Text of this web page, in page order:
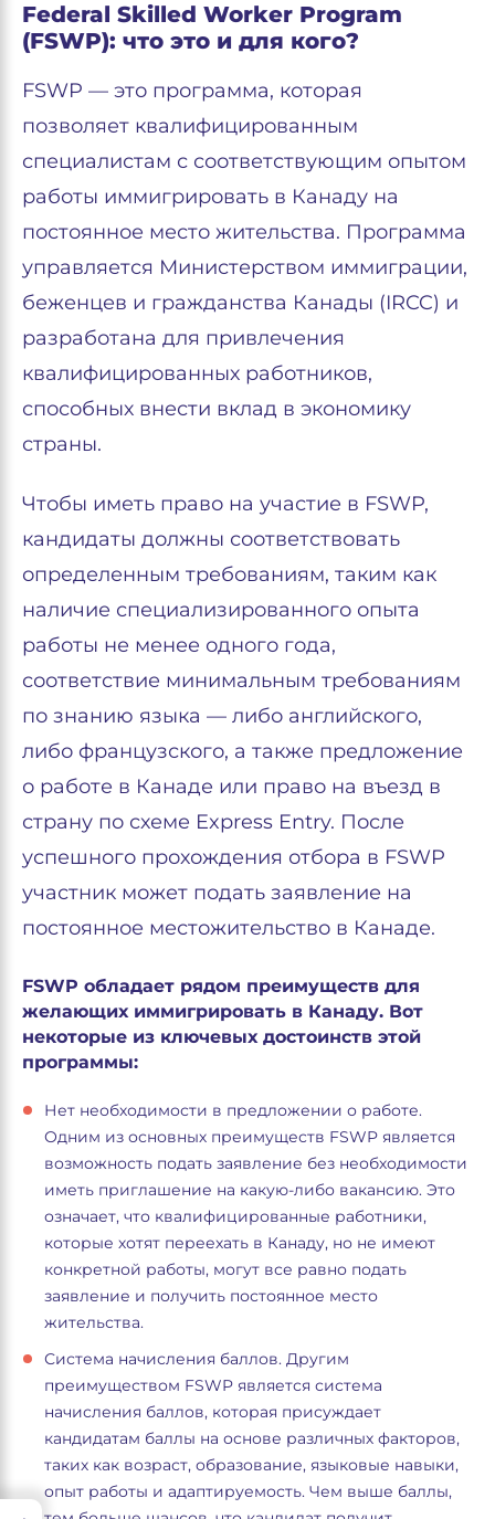
Federal Skilled Worker Program
(FSWP): что это и для кого?
FSWP — это программа, которая
позволяет квалифицированным
специалистам с соответствующим опытом
работы иммигрировать в Канаду на
постоянное место жительства. Программа
управляется Министерством иммиграции,
беженцев и гражданства Канады (IRCC) и
разработана для привлечения
квалифицированных работников,
способных внести вклад в экономику
страны.
Чтобы иметь право на участие в FSWP,
кандидаты должны соответствовать
определенным требованиям, таким как
наличие специализированного опыта
работы не менее одного года,
соответствие минимальным требованиям
по знанию языка — либо английского,
либо французского, а также предложение
о работе в Канаде или право на въезд в
страну по схеме Express Entry. После
успешного прохождения отбора в FSWP
участник может подать заявление на
постоянное местожительство в Канаде.
FSWP обладает рядом преимуществ для
желающих иммигрировать в Канаду. Вот
некоторые из ключевых достоинств этой
программы:
Нет необходимости в предложении о работе.
Одним из основных преимуществ FSWP является
возможность подать заявление без необходимости
иметь приглашение на какую-либо вакансию. Это
означает, что квалифицированные работники,
которые хотят переехать в Канаду, но не имеют
конкретной работы, могут все равно подать
заявление и получить постоянное место
жительства.
Система начисления баллов. Другим
преимуществом FSWP является система
начисления баллов, которая присуждает
кандидатам баллы на основе различных факторов,
таких как возраст, образование, языковые навыки,
опыт работы и адаптируемость. Чем выше баллы,